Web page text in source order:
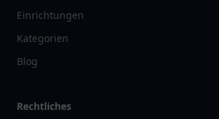
Einrichtungen
Kategorien
Blog
Rechtliches